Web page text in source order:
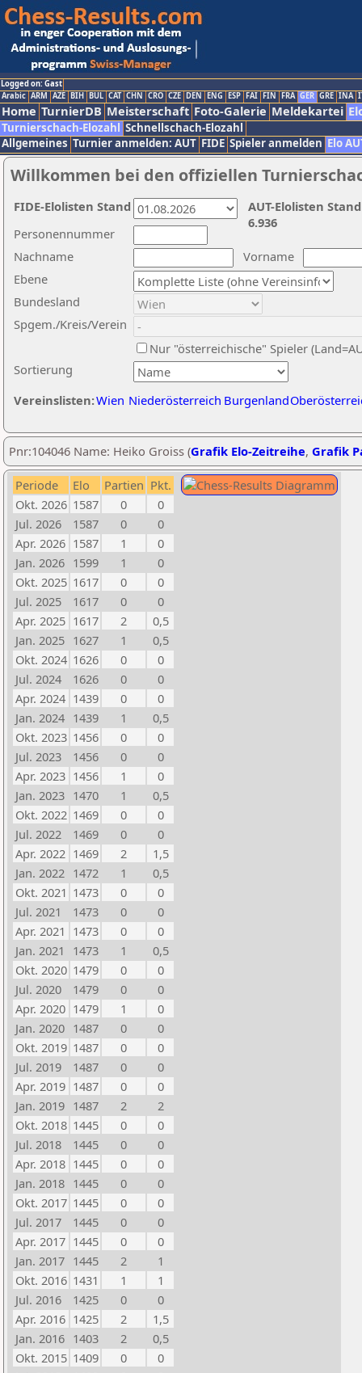
Logged on: Gast
Arabic ARM AZE BIH BUL CAT CHN CRO CZE DEN ENG ESP FAI FIN FRA GER GRE INA
Home TurnierDB Meisterschaft Foto-Galerie Meldekartei
Turnierschach-Elozahl Schnellschach-Elozahl
Allgemeines Turnier anmelden: AUT FIDE Spieler anmelden Elo
Willkommen bei den offiziellen
Nachname
Vorname
Ebene
Sortierung
Personennummer
Bundesland
Spgem./Kreis/Verein
Nur "österreichische" Spieler
Vereinslisten:Wien Niederösterreich Burgenland
AUT-Elolisten
6.936
FIDE-Elolisten Stand
Pnr:104046 Name: Heiko Groiss (Grafik Elo-Zeitreihe, Grafik
Periode Elo Partien Pkt.
Okt. 2026 1587 0
0
Jul. 2026
1587 0
0
Apr. 2026 1587 1
0
Jan. 2026 1599 1
0
Okt. 2025 1617 0
0
Jul. 2025
1617 0
0
Apr. 2025 1617 2
0,5
Jan. 2025 1627 1
0,5
Okt. 2024 1626 0
0
Jul. 2024
1626 0
0
Apr. 2024 1439 0
0
Jan. 2024 1439 1
0,5
Okt. 2023 1456 0
0
Jul. 2023
1456 0
0
Apr. 2023 1456 1
0
Jan. 2023 1470 1
0,5
Okt. 2022 1469 0
0
Jul. 2022
1469 0
0
Apr. 2022 1469 2
1,5
Jan. 2022 1472 1
0,5
Okt. 2021 1473 0
0
Jul. 2021
1473 0
0
Apr. 2021 1473 0
0
Jan. 2021
1473 1
0,5
Okt. 2020 1479 0
0
Jul. 2020
1479 0
0
Apr. 2020 1479 1
0
Jan. 2020 1487 0
0
Okt. 2019 1487 0
0
Jul. 2019
1487 0
0
Apr. 2019 1487 0
0
Jan. 2019 1487 2
2
Okt. 2018 1445 0
0
Jul. 2018
1445 0
0
Apr. 2018 1445 0
0
Jan. 2018 1445 0
0
Okt. 2017 1445 0
0
Jul. 2017
1445 0
0
Apr. 2017 1445 0
0
Jan. 2017 1445 2
1
Okt. 2016 1431 1
1
Jul. 2016
1425 0
0
Apr. 2016 1425 2
1,5
Jan. 2016 1403 2
0,5
Okt. 2015 1409 0
0